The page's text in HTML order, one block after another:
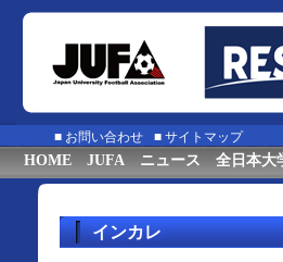
■ お問い合わせ ■ サイトマップ
HOME JUFA ニュース 全日本大
インカレ